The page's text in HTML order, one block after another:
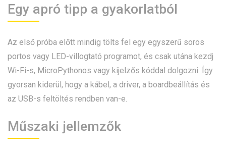
Egy apró tipp a gyakorlatból
Az első próba előtt mindig tölts fel egy egyszerű soros
portos vagy LED-villogtató programot, és csak utána kezdj
Wi-Fi-s, MicroPythonos vagy kijelzős kóddal dolgozni. Így
gyorsan kiderül, hogy a kábel, a driver, a boardbeállítás és
az USB-s feltöltés rendben van-e.
Műszaki jellemzők